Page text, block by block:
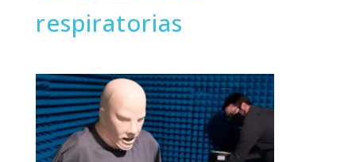
respiratorias